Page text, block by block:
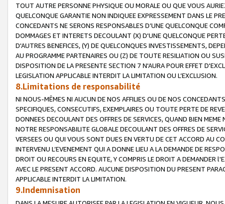
TOUT AUTRE PERSONNE PHYSIQUE OU MORALE OU QUE VOUS
QUELCONQUE GARANTIE NON INDIQUEE EXPRESSEMENT DANS LE
CONCEDANTS NE SERONS RESPONSABLES D’UNE QUELCONQUE
DOMMAGES ET INTERETS DECOULANT (X) D'UNE QUELCONQUE
D'AUTRES BENEFICES, (Y) DE QUELCONQUES INVESTISSEMENTS,
AU PROGRAMME PARTENAIRES OU (Z) DE TOUTE RESILIATION OU
DISPOSITION DE LA PRESENTE SECTION 7 N'AURA POUR EFFET
LEGISLATION APPLICABLE INTERDIT LA LIMITATION OU L’EXCLUSION.
8.Limitations de responsabilité
NI NOUS-MÊMES NI AUCUN DE NOS AFFILIES OU DE NOS
SPECIFIQUES, CONSECUTIFS, EXEMPLAIRES OU TOUTE PERTE DE
DONNEES DECOULANT DES OFFRES DE SERVICES, QUAND BIEN
NOTRE RESPONSABILITE GLOBALE DECOULANT DES OFFRES DE
VERSEES OU QUI VOUS SONT DUES EN VERTU DE CET ACCORD AU
INTERVENU L’EVENEMENT QUI A DONNE LIEU A LA DEMANDE DE
DROIT OU RECOURS EN EQUITE, Y COMPRIS LE DROIT A DEMANDER
AVEC LE PRESENT ACCORD. AUCUNE DISPOSITION DU PRESENT
APPLICABLE INTERDIT LA LIMITATION.
9.Indemnisation